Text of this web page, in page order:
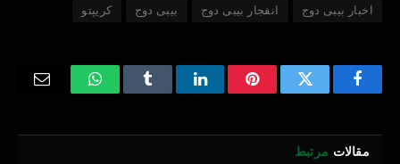
اخبار بیبی دوج انفجار بیبی دوج بیبی دوج کریپتو
Facebook
Twitter
Pinterest
LinkedIn
Tumblr
WhatsApp
مقالات مرتبط